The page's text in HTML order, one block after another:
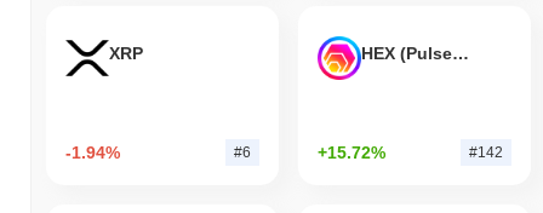
XRP
-1.94% #6
HEX (Pulsechain)
+15.72% #142